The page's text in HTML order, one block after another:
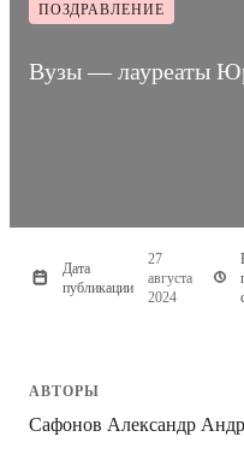
ПОЗДРАВЛЕНИЕ
Вузы — лауреаты
Дата
публикации
27
августа
2024
АВТОРЫ
Сафонов Александр